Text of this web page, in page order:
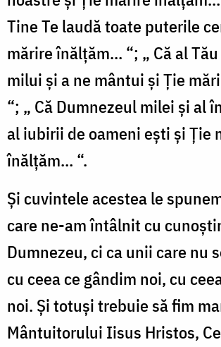
Tine Te laudă toate puterile
mărire înălțăm… “; „ Că al
milui și a ne mântui și Ție
“; „ Că Dumnezeul milei și al
al iubirii de oameni ești și Ție
înălțăm… “.
Și cuvintele acestea le
care ne-am întâlnit cu
Dumnezeu, ci ca unii care nu
cu ceea ce gândim noi, cu
noi. Și totuși trebuie să fim
Mântuitorului Iisus Hristos,